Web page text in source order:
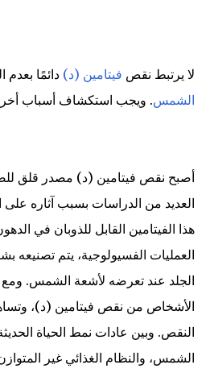
لا يرتبط نقص فيتامين (د) دائمًا
الشمس. ويجب استكشاف أسباب
أصبح نقص فيتامين (د) مصدر قلق
العديد من الدراسات بسبب آثاره
هذا الفيتامين القابل للذوبان في
العمليات الفسيولوجية، يتم
الجلد عند تعرضه لأشعة الشمس. ومع
الأشخاص من نقص فيتامين (د)،
النقص. وبين عادات نمط الحياة
الشمس، والنظام الغذائي غير